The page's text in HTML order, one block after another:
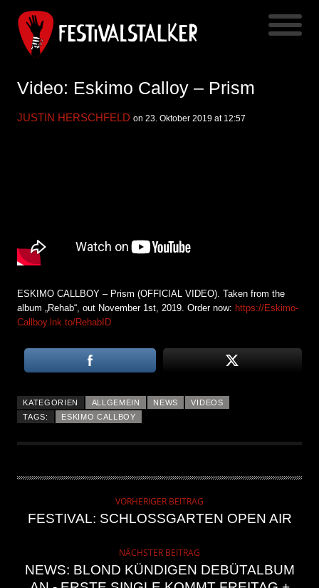
Video: Eskimo Calloy – Prism
JUSTIN HERSCHFELD on 23. Oktober 2019 at 12:57
ESKIMO CALLBOY – Prism (OFFICIAL VIDEO). Taken from the
album „Rehab“, out November 1st, 2019. Order now: https://Eskimo-
Callboy.lnk.to/RehabID
KATEGORIEN ALLGEMEIN NEWS
VIDEOS
TAGS:
ESKIMO CALLBOY
VORHERIGER BEITRAG
FESTIVAL: SCHLOSSGARTEN OPEN AIR
NÄCHSTER BEITRAG
NEWS: BLOND KÜNDIGEN DEBÜTALBUM